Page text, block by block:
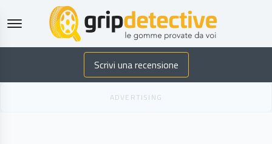
GripDetective
Scrivi una recensione